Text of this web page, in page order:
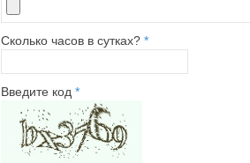
Сколько часов в сутках? *
Введите код *